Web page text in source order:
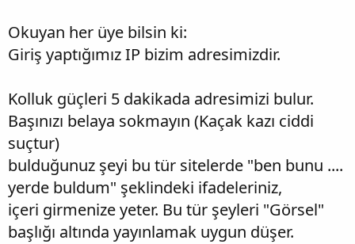
Okuyan her üye bilsin ki:
Giriş yaptığımız IP bizim adresimizdir.
Kolluk güçleri 5 dakikada adresimizi bulur.
Başınızı belaya sokmayın (Kaçak kazı ciddi
suçtur)
bulduğunuz şeyi bu tür sitelerde "ben bunu ....
yerde buldum" şeklindeki ifadeleriniz,
içeri girmenize yeter. Bu tür şeyleri "Görsel"
başlığı altında yayınlamak uygun düşer.